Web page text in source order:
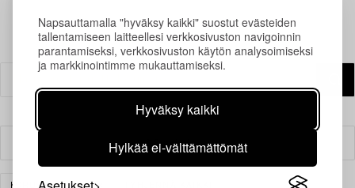
Napsauttamalla "hyväksy kaikki" suostut evästeiden
tallentamiseen laitteellesi verkkosivuston navigoinnin
parantamiseksi, verkkosivuston käytön analysoimiseksi
ja markkinointimme mukauttamiseksi.
Hyväksy kaikki
Hylkää ei-välttämättömät
Suodatin
KORUT MUUT